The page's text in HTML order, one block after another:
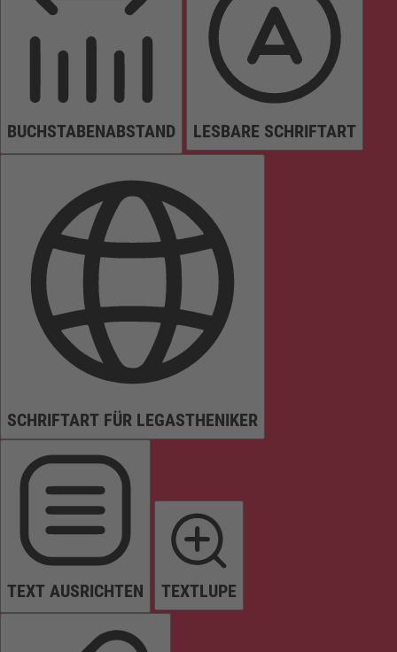
BUCHSTABENABSTAND LESBARE SCHRIFTART
SCHRIFTART FÜR LEGASTHENIKER
TEXT AUSRICHTEN TEXTLUPE